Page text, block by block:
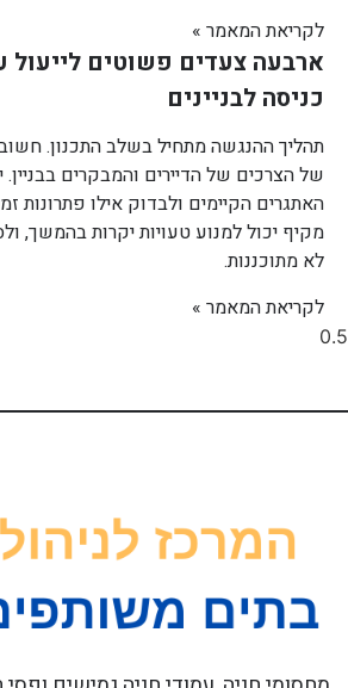
לקריאת המאמר »
ארבעה צעדים פשוטים לייעול
כניסה לבניינים
תהליך ההנגשה מתחיל בשלב התכנון.
של הצרכים של הדיירים והמבקרים בבניין.
האתגרים הקיימים ולבדוק אילו פתרונות
מקיף יכול למנוע טעויות יקרות בהמשך,
לא מתוכננות.
לקריאת המאמר »